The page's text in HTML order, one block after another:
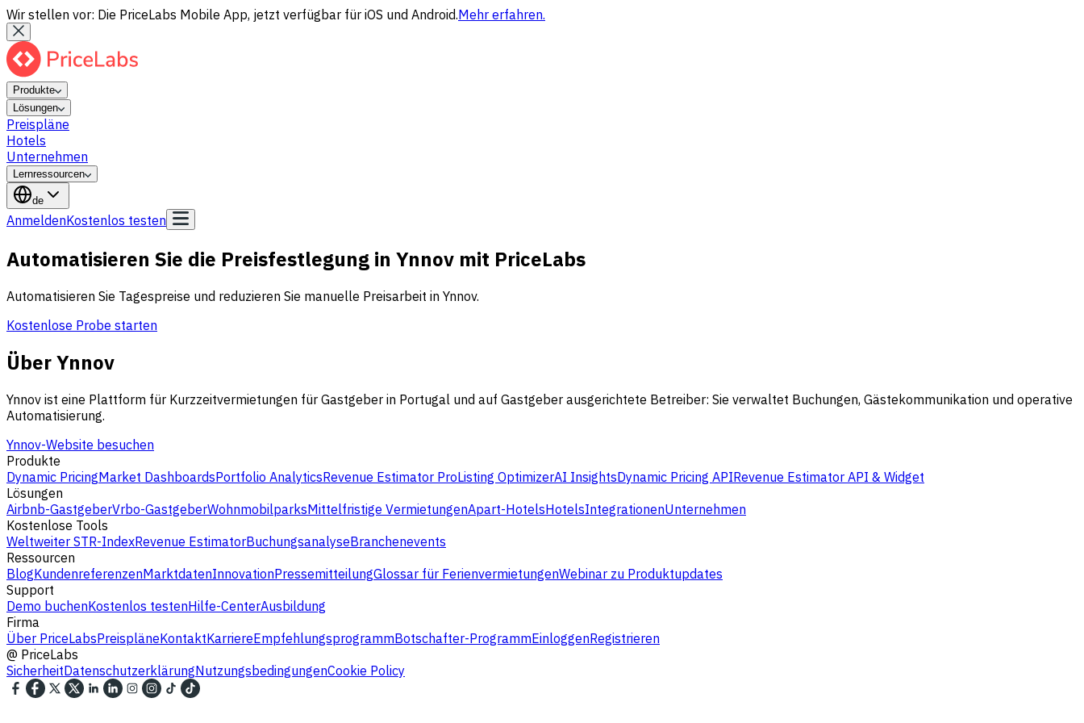
Wir stellen vor: Die PriceLabs Mobile App, jetzt verfügbar für iOS und Android.Mehr erfahren.
Produkte
Lösungen
Preispläne
Hotels
Unternehmen
Lernressourcen
de
AnmeldenKostenlos testen
Automatisieren Sie die Preisfestlegung in Ynnov mit PriceLabs
Automatisieren Sie Tagespreise und reduzieren Sie manuelle Preisarbeit in Ynnov.
Kostenlose Probe starten
Über Ynnov
Ynnov ist eine Plattform für Kurzzeitvermietungen für Gastgeber in Portugal und auf Gastgeber ausgerichtete Betreiber: Sie verwaltet Buchungen, Gästekommunikation und operative
Automatisierung.
Ynnov-Website besuchen
Produkte
Dynamic PricingMarket DashboardsPortfolio AnalyticsRevenue Estimator ProListing OptimizerAI InsightsDynamic Pricing APIRevenue Estimator API & Widget
Lösungen
Airbnb-GastgeberVrbo-GastgeberWohnmobilparksMittelfristige VermietungenApart-HotelsHotelsIntegrationenUnternehmen
Kostenlose Tools
Weltweiter STR-IndexRevenue EstimatorBuchungsanalyseBranchenevents
Ressourcen
BlogKundenreferenzenMarktdatenInnovationPressemitteilungGlossar für FerienvermietungenWebinar zu Produktupdates
Support
Demo buchenKostenlos testenHilfe-CenterAusbildung
Firma
Über PriceLabsPreispläneKontaktKarriereEmpfehlungsprogrammBotschafter-ProgrammEinloggenRegistrieren
@ PriceLabs
SicherheitDatenschutzerklärungNutzungsbedingungenCookie Policy